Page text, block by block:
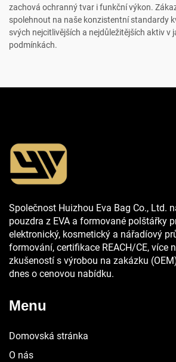
zachová ochranný tvar i funkční výkon.
spolehnout na naše konzistentní standardy
svých nejcitlivějších a nejdůležitějších aktiv v
podmínkách.
Společnost Huizhou Eva Bag Co., Ltd.
pouzdra z EVA a formované polštářky
elektronický, kosmetický a nářadíový
formování, certifikace REACH/CE, více
zkušeností s výrobou na zakázku
dnes o cenovou nabídku.
Menu
Domovská stránka
O nás